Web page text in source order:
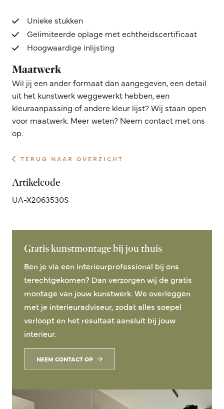
Unieke stukken
Gelimiteerde oplage met echtheidscertificaat
Hoogwaardige inlijsting
Maatwerk
Wil jij een ander formaat dan aangegeven, een detail
uit het kunstwerk weggewerkt hebben, een
kleuraanpassing of andere kleur lijst? Wij staan open
voor maatwerk. Meer weten? Neem contact met ons
op.
TERUG NAAR OVERZICHT
Artikelcode
UA-X2063530S
Gratis kunstmontage bij jou thuis
Ben je via een interieurprofessional bij ons
terechtgekomen? Dan verzorgen wij de gratis
montage van jouw kunstwerk. We overleggen
met je interieuradviseur, zodat alles soepel
verloopt en het resultaat aansluit bij jouw
interieur.
NEEM CONTACT OP